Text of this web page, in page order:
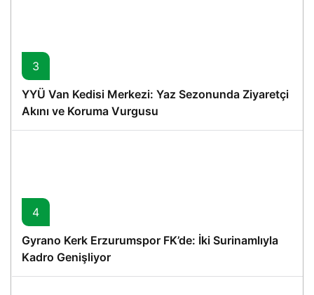
3
YYÜ Van Kedisi Merkezi: Yaz Sezonunda Ziyaretçi
Akını ve Koruma Vurgusu
4
Gyrano Kerk Erzurumspor FK’de: İki Surinamlıyla
Kadro Genişliyor